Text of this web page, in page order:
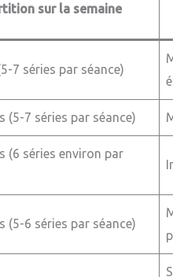
sur la semaine
7 séries par séance)
(5-7 séries par séance)
(6 séries environ par
(5-6 séries par séance)